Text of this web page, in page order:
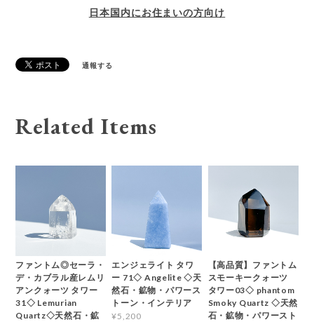
日本国内にお住まいの方向け
通報する
Related Items
ファントム◎セーラ・
デ・カブラル産レムリ
アンクォーツ タワー
31◇ Lemurian
Quartz◇天然石・鉱
エンジェライト タワ
ー 71◇ Angelite ◇天
然石・鉱物・パワース
トーン・インテリア
¥5,200
【高品質】ファントム
スモーキークォーツ
タワー03◇ phantom
Smoky Quartz ◇天然
石・鉱物・パワースト